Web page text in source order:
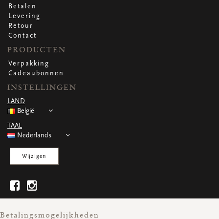
Betalen
Levering
Retour
Contact
PRODUCTEN
Verpakking
Cadeaubonnen
INSTELLINGEN
LAND
België
TAAL
Nederlands
Wijzigen
Betalingsmogelijkheden